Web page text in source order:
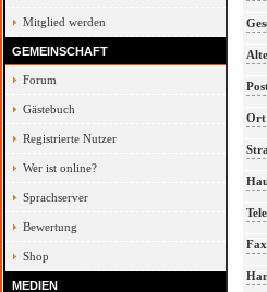
Mitglied werden
GEMEINSCHAFT
Forum
Gästebuch
Registrierte Nutzer
Wer ist online?
Sprachserver
Bewertung
Shop
MEDIEN